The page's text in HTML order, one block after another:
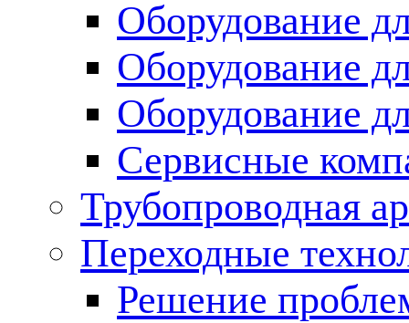
Оборудование
Оборудование
Оборудование
Сервисные
Трубопроводная
Переходные
Решение